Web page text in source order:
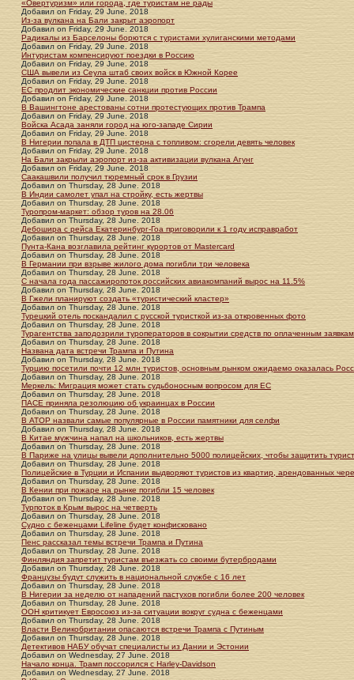
«Овертуризм» или города, где туристам не рады
Добавил on Friday, 29 June. 2018
Из-за вулкана на Бали закрыт аэропорт
Добавил on Friday, 29 June. 2018
Радикалы из Барселоны борются с туристами хулиганскими методами
Добавил on Friday, 29 June. 2018
Интуристам компенсируют поездки в Россию
Добавил on Friday, 29 June. 2018
США вывели из Сеула штаб своих войск в Южной Корее
Добавил on Friday, 29 June. 2018
ЕС продлит экономические санкции против России
Добавил on Friday, 29 June. 2018
В Вашингтоне арестованы сотни протестующих против Трампа
Добавил on Friday, 29 June. 2018
Войска Асада заняли город на юго-западе Сирии
Добавил on Friday, 29 June. 2018
В Нигерии попала в ДТП цистерна с топливом: сгорели девять человек
Добавил on Friday, 29 June. 2018
На Бали закрыли аэропорт из-за активизации вулкана Агунг
Добавил on Friday, 29 June. 2018
Саакашвили получил тюремный срок в Грузии
Добавил on Thursday, 28 June. 2018
В Индии самолет упал на стройку, есть жертвы
Добавил on Thursday, 28 June. 2018
Туропром-маркет: обзор туров на 28.06
Добавил on Thursday, 28 June. 2018
Дебошира с рейса Екатеринбург-Гоа приговорили к 1 году исправработ
Добавил on Thursday, 28 June. 2018
Пунта-Кана возглавила рейтинг курортов от Mastercard
Добавил on Thursday, 28 June. 2018
В Германии при взрыве жилого дома погибли три человека
Добавил on Thursday, 28 June. 2018
С начала года пассажиропоток российских авиакомпаний вырос на 11.5%
Добавил on Thursday, 28 June. 2018
В Гжели планируют создать «туристический кластер»
Добавил on Thursday, 28 June. 2018
Турецкий отель поскандалил с русской туристкой из-за откровенных фото
Добавил on Thursday, 28 June. 2018
Турагентства заподозрили туроператоров в сокрытии средств по оплаченным
Добавил on Thursday, 28 June. 2018
Названа дата встречи Трампа и Путина
Добавил on Thursday, 28 June. 2018
Турцию посетили почти 12 млн туристов, основным рынком ожидаемо оказалась
Добавил on Thursday, 28 June. 2018
Меркель: Миграция может стать судьбоносным вопросом для ЕС
Добавил on Thursday, 28 June. 2018
ПАСЕ приняла резолюцию об украинцах в России
Добавил on Thursday, 28 June. 2018
В АТОР назвали самые популярные в России памятники для селфи
Добавил on Thursday, 28 June. 2018
В Китае мужчина напал на школьников, есть жертвы
Добавил on Thursday, 28 June. 2018
В Париже на улицы вывели дополнительно 5000 полицейских, чтобы защитить
Добавил on Thursday, 28 June. 2018
Полицейские в Турции и Испании выдворяют туристов из квартир, арендованных
Добавил on Thursday, 28 June. 2018
В Кении при пожаре на рынке погибли 15 человек
Добавил on Thursday, 28 June. 2018
Турпоток в Крым вырос на четверть
Добавил on Thursday, 28 June. 2018
Судно с беженцами Lifeline будет конфисковано
Добавил on Thursday, 28 June. 2018
Пенс рассказал темы встречи Трампа и Путина
Добавил on Thursday, 28 June. 2018
Финляндия запретит туристам въезжать со своими бутербродами
Добавил on Thursday, 28 June. 2018
Французы будут служить в национальной службе с 16 лет
Добавил on Thursday, 28 June. 2018
В Нигерии за неделю от нападений пастухов погибли более 200 человек
Добавил on Thursday, 28 June. 2018
ООН критикует Евросоюз из-за ситуации вокруг судна с беженцами
Добавил on Thursday, 28 June. 2018
Власти Великобритании опасаются встречи Трампа с Путиным
Добавил on Thursday, 28 June. 2018
Детективов НАБУ обучат специалисты из Дании и Эстонии
Добавил on Wednesday, 27 June. 2018
Начало конца. Трамп поссорился с Harley-Davidson
Добавил on Wednesday, 27 June. 2018